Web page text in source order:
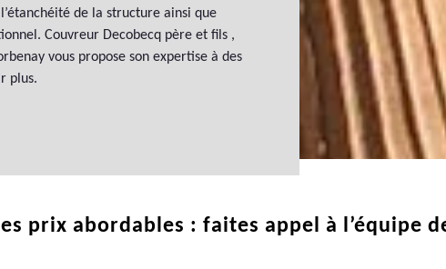
de la structure ainsi que
Couvreur Decobecq père et fils ,
vous propose son expertise à des
plus.
prix abordables : faites appel à l’équipe